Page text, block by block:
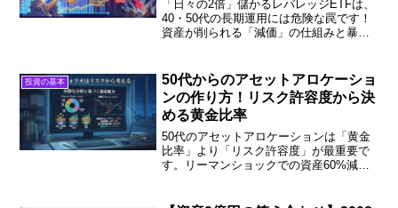
「日々の2倍」儲かるレバレッジETFは、
40・50代の長期運用には危険な罠です！
資産が削られる「減価」の仕組みと暴落
今すぐ確認してください。
投資の基本
50代からのアセットアロケーショ
ンの作り方！リスク許容度から決
める黄金比率
50代のアセットアロケーションは「黄金
比率」より「リスク許容度」が最重要で
す。リーマンショックでの資産60%減や